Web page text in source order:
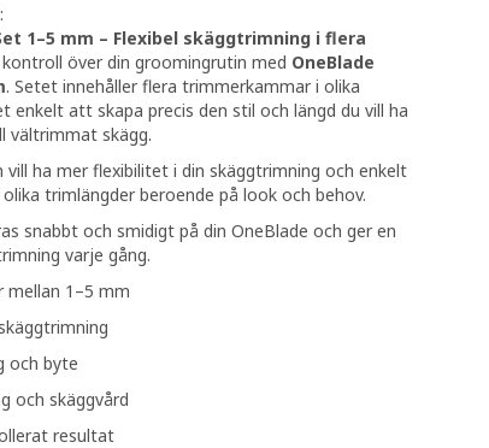
1–5 mm – Flexibel skäggtrimning i flera
över din groomingrutin med OneBlade
. Setet innehåller flera trimmerkammar i olika
enkelt att skapa precis den stil och längd du vill ha
vältrimmat skägg.
ha mer flexibilitet i din skäggtrimning och enkelt
trimlängder beroende på look och behov.
snabbt och smidigt på din OneBlade och ger en
varje gång.
mellan 1–5 mm
och byte
och skäggvård
resultat